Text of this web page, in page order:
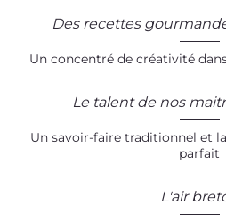
Des recettes
Un concentré de créativité
Le talent de nos
Un savoir-faire traditionnel et
parfait
L'air